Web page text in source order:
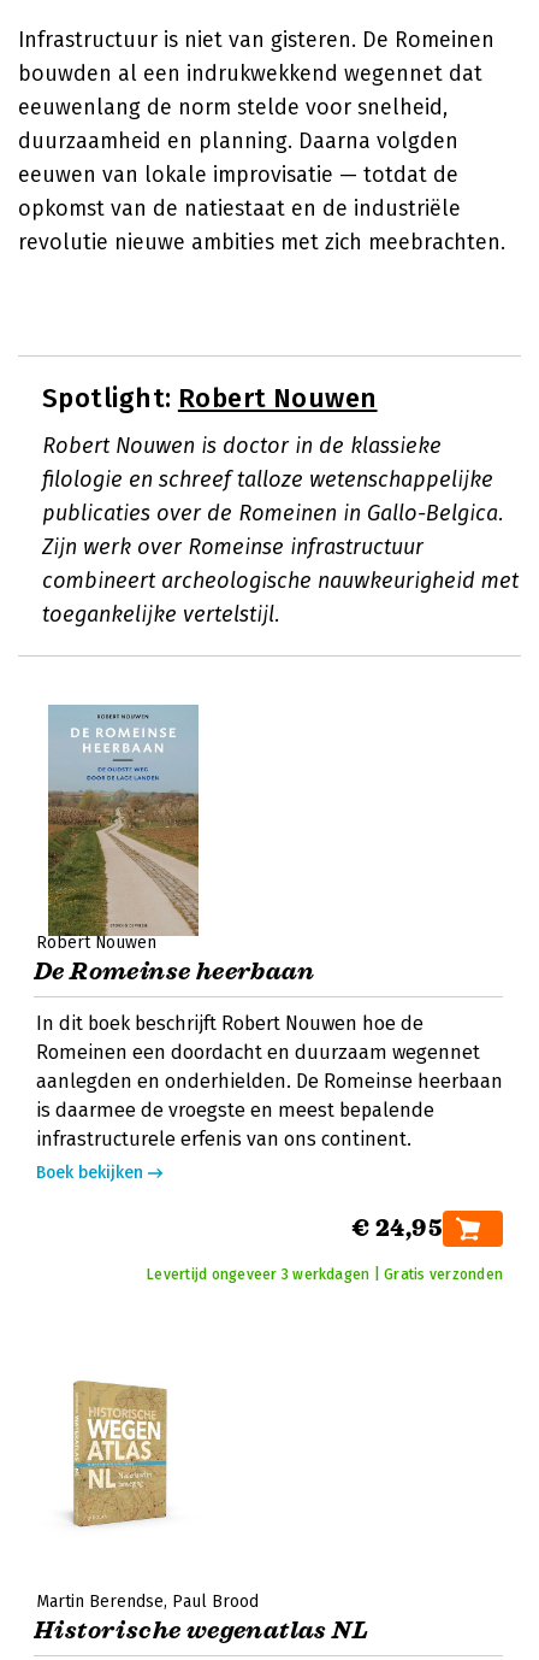
Infrastructuur is niet van gisteren. De Romeinen
bouwden al een indrukwekkend wegennet dat
eeuwenlang de norm stelde voor snelheid,
duurzaamheid en planning. Daarna volgden
eeuwen van lokale improvisatie — totdat de
opkomst van de natiestaat en de industriële
revolutie nieuwe ambities met zich meebrachten.
Spotlight: Robert Nouwen
Robert Nouwen is doctor in de klassieke
filologie en schreef talloze wetenschappelijke
publicaties over de Romeinen in Gallo-Belgica.
Zijn werk over Romeinse infrastructuur
combineert archeologische nauwkeurigheid met
toegankelijke vertelstijl.
Robert Nouwen
De Romeinse heerbaan
In dit boek beschrijft Robert Nouwen hoe de
Romeinen een doordacht en duurzaam wegennet
aanlegden en onderhielden. De Romeinse heerbaan
is daarmee de vroegste en meest bepalende
infrastructurele erfenis van ons continent.
Boek bekijken
€ 24,95
Levertijd ongeveer 3 werkdagen | Gratis verzonden
Martin Berendse Paul Brood
Historische wegenatlas NL